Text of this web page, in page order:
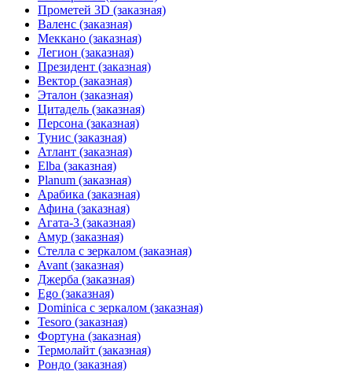
Прометей 3D (заказная)
Валенс (заказная)
Меккано (заказная)
Легион (заказная)
Президент (заказная)
Вектор (заказная)
Эталон (заказная)
Цитадель (заказная)
Персона (заказная)
Тунис (заказная)
Атлант (заказная)
Elba (заказная)
Planum (заказная)
Арабика (заказная)
Афина (заказная)
Агата-3 (заказная)
Амур (заказная)
Стелла с зеркалом (заказная)
Avant (заказная)
Джерба (заказная)
Ego (заказная)
Dominica с зеркалом (заказная)
Tesoro (заказная)
Фортуна (заказная)
Термолайт (заказная)
Рондо (заказная)